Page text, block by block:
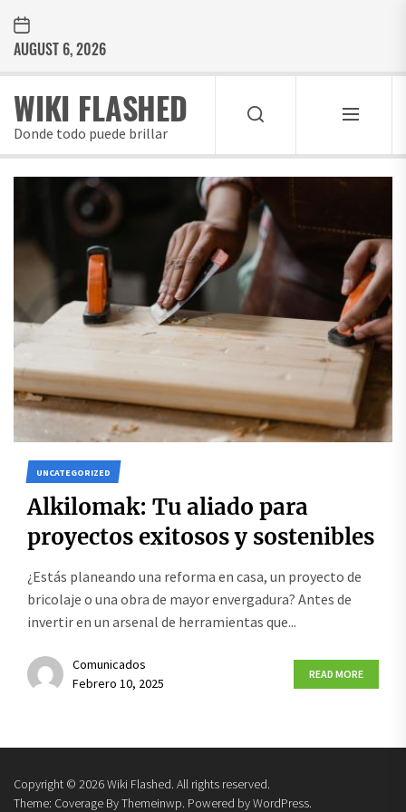
the
content
AUGUST 6, 2026
WIKI FLASHED
Donde todo puede brillar
UNCATEGORIZED
Alkilomak: Tu aliado para
proyectos exitosos y sostenibles
¿Estás planeando una reforma en casa, un proyecto de
bricolaje o una obra de mayor envergadura? Antes de
invertir en un arsenal de herramientas que...
Comunicados
Febrero 10, 2025
READ MORE
Copyright © 2026Wiki Flashed. All rights reserved.
Theme: Coverage ByThemeinwp. Powered byWordPress.